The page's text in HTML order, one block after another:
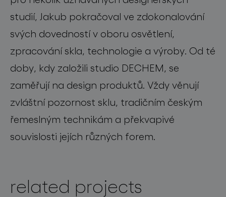
studií, Jakub pokračoval ve zdokonalování
svých dovedností v oboru osvětlení,
zpracování skla, technologie a výroby. Od té
doby, kdy založili studio DECHEM, se
zaměřují na design produktů. Vždy věnují
zvláštní pozornost sklu, tradičním českým
řemeslným technikám a překvapivé
souvislosti jejích různých forem.
related projects